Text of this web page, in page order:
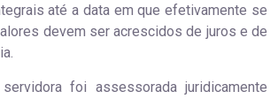
até a data em que efetivamente se
devem ser acrescidos de juros e de
foi assessorada juridicamente